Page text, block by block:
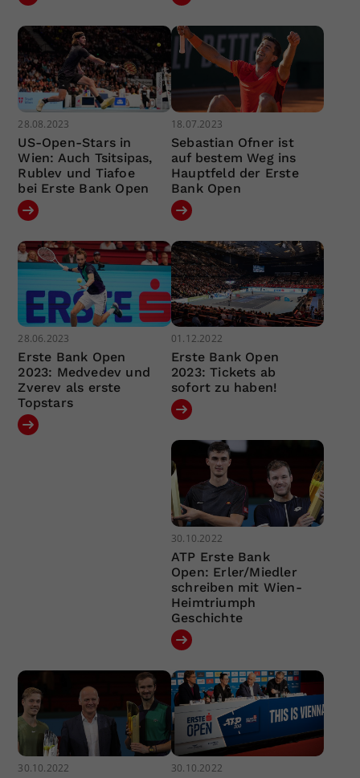
28.08.2023
US-Open-Stars in
Wien: Auch Tsitsipas,
Rublev und Tiafoe
bei Erste Bank Open
18.07.2023
Sebastian Ofner ist
auf bestem Weg ins
Hauptfeld der Erste
Bank Open
28.06.2023
Erste Bank Open
2023: Medvedev und
Zverev als erste
Topstars
01.12.2022
Erste Bank Open
2023: Tickets ab
sofort zu haben!
30.10.2022
ATP Erste Bank
Open: Erler/Miedler
schreiben mit Wien-
Heimtriumph
Geschichte
30.10.2022 30.10.2022